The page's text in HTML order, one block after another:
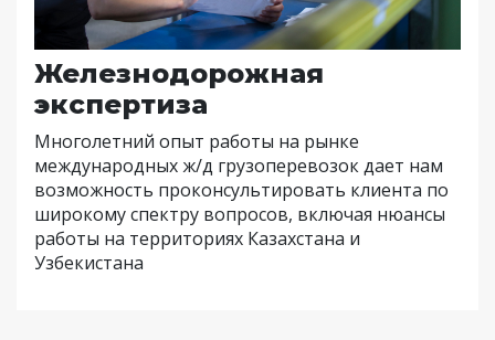
Железнодорожная
экспертиза
Многолетний опыт работы на рынке
международных ж/д грузоперевозок дает нам
возможность проконсультировать клиента по
широкому спектру вопросов, включая нюансы
работы на территориях Казахстана и
Узбекистана